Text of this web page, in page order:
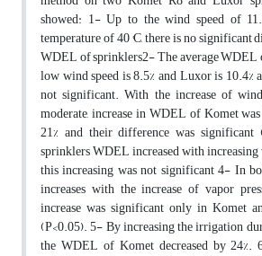
showed: 1- Up to the wind speed of
temperature of 40 °C, there is no significant
WDEL of sprinklers2- The average
low wind speed is 8.5% and Luxor is
not significant. With the increase of
moderate, increase in WDEL of Komet
21% and their difference was
sprinklers WDEL increased with
this increasing was not significant 4- In
increases with the increase of vapor
increase was significant only in Komet
(P<0.05). 5- By increasing the irrigation
the WDEL of Komet decreased by